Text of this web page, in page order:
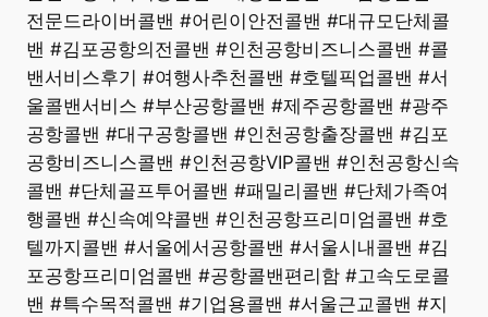
전문드라이버콜밴 #어린이안전콜밴 #대규모단체콜
밴 #김포공항의전콜밴 #인천공항비즈니스콜밴 #콜
밴서비스후기 #여행사추천콜밴 #호텔픽업콜밴 #서
울콜밴서비스 #부산공항콜밴 #제주공항콜밴 #광주
공항콜밴 #대구공항콜밴 #인천공항출장콜밴 #김포
공항비즈니스콜밴 #인천공항VIP콜밴 #인천공항신속
콜밴 #단체골프투어콜밴 #패밀리콜밴 #단체가족여
행콜밴 #신속예약콜밴 #인천공항프리미엄콜밴 #호
텔까지콜밴 #서울에서공항콜밴 #서울시내콜밴 #김
포공항프리미엄콜밴 #공항콜밴편리함 #고속도로콜
밴 #특수목적콜밴 #기업용콜밴 #서울근교콜밴 #지